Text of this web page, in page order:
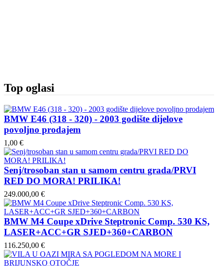
Top oglasi
BMW E46 (318 - 320) - 2003 godište dijelove
povoljno prodajem
1,00 €
Senj/trosoban stan u samom centru grada/PRVI
RED DO MORA! PRILIKA!
249.000,00 €
BMW M4 Coupe xDrive Steptronic Comp. 530 KS,
LASER+ACC+GR SJED+360+CARBON
116.250,00 €